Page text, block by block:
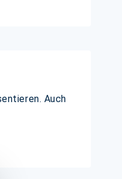
Auch